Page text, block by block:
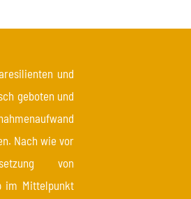
und
geboten und
Nach wie vor
von
im Mittelpunkt